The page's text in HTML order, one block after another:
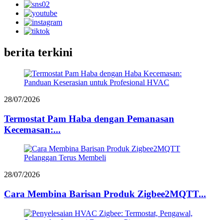
berita terkini
28/07/2026
Termostat Pam Haba dengan Pemanasan
Kecemasan:...
28/07/2026
Cara Membina Barisan Produk Zigbee2MQTT...